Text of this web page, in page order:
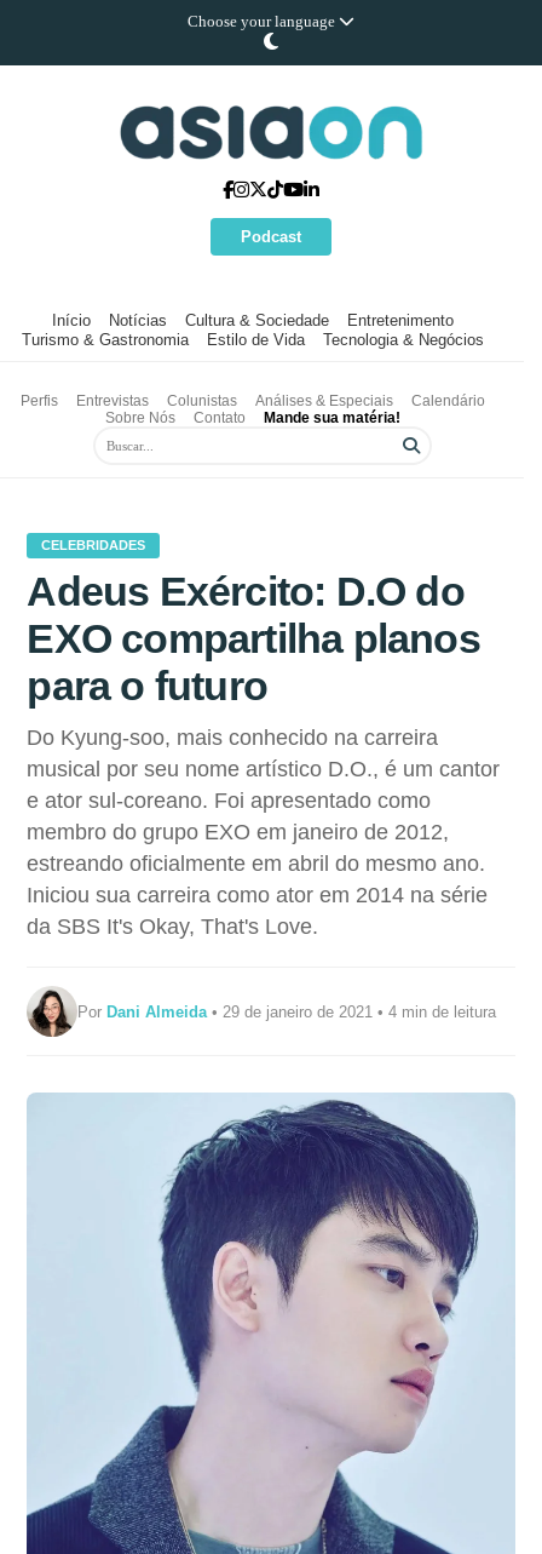
Choose your language
Podcast
Início Notícias Cultura & Sociedade
Entretenimento
Turismo & Gastronomia
Estilo de Vida Tecnologia & Negócios
Perfis Entrevistas Colunistas Análises & Especiais
Calendário
Sobre Nós
Contato Mande sua matéria!
CELEBRIDADES
Adeus Exército: D.O do
EXO compartilha planos
para o futuro
Do Kyung-soo, mais conhecido na carreira
musical por seu nome artístico D.O., é um cantor
e ator sul-coreano. Foi apresentado como
membro do grupo EXO em janeiro de 2012,
estreando oficialmente em abril do mesmo ano.
Iniciou sua carreira como ator em 2014 na série
da SBS It's Okay, That's Love.
PorDani Almeida • 29 de janeiro de 2021 • 4 min de leitura